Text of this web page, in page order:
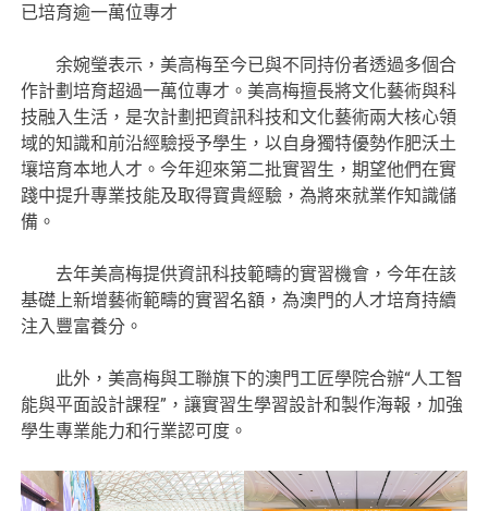
已培育逾一萬位專才
余婉瑩表示，美高梅至今已與不同持份者透過多個合
作計劃培育超過一萬位專才。美高梅擅長將文化藝術與科
技融入生活，是次計劃把資訊科技和文化藝術兩大核心領
域的知識和前沿經驗授予學生，以自身獨特優勢作肥沃土
壤培育本地人才。今年迎來第二批實習生，期望他們在實
踐中提升專業技能及取得寶貴經驗，為將來就業作知識儲
備。
去年美高梅提供資訊科技範疇的實習機會，今年在該
基礎上新增藝術範疇的實習名額，為澳門的人才培育持續
注入豐富養分。
此外，美高梅與工聯旗下的澳門工匠學院合辦“人工智
能與平面設計課程”，讓實習生學習設計和製作海報，加強
學生專業能力和行業認可度。